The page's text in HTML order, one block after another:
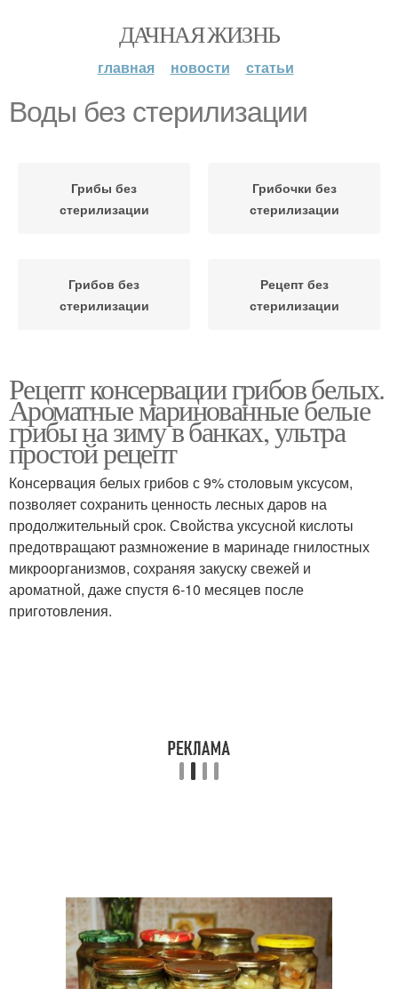
ДАЧНАЯ ЖИЗНЬ
главная новости статьи
Воды без стерилизации
Грибы без
стерилизации
Грибочки без
стерилизации
Грибов без
стерилизации
Рецепт без
стерилизации
Рецепт консервации грибов белых.
Ароматные маринованные белые
грибы на зиму в банках, ультра
простой рецепт
Консервация белых грибов с 9% столовым уксусом,
позволяет сохранить ценность лесных даров на
продолжительный срок. Свойства уксусной кислоты
предотвращают размножение в маринаде гнилостных
микроорганизмов, сохраняя закуску свежей и
ароматной, даже спустя 6-10 месяцев после
приготовления.